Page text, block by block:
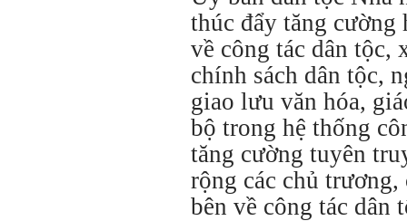
thúc đẩy tăng
về công tác dân tộc,
chính sách dân tộc,
giao lưu văn hóa,
bộ trong hệ thống
tăng cường tuyên
rộng các chủ trương,
bên về công tác dân